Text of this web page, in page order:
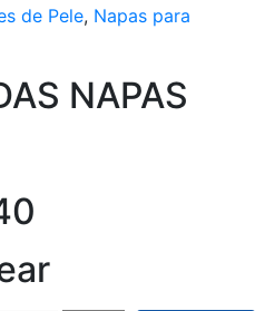
de Pele, Napas para
NAPAS